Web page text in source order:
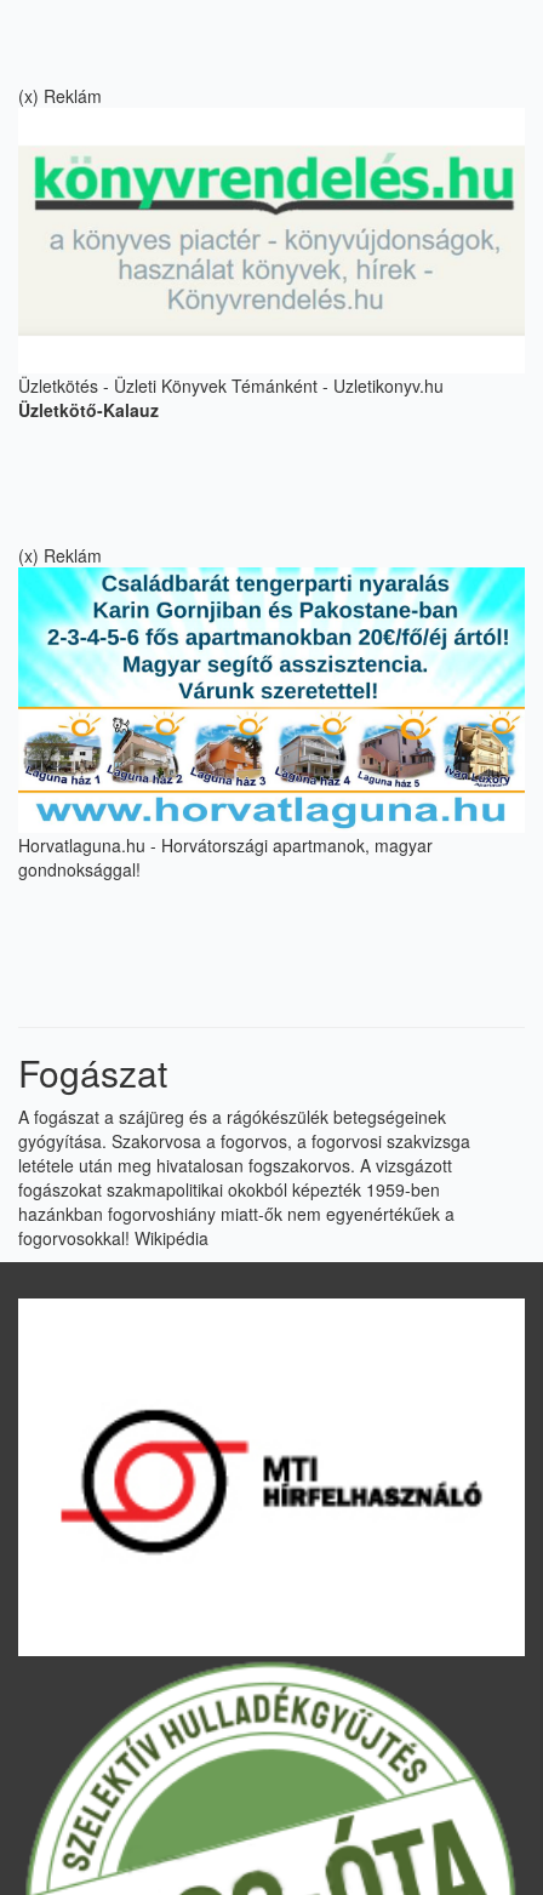
(x) Reklám
Üzletkötés - Üzleti Könyvek Témánként - Uzletikonyv.hu
Üzletkötő-Kalauz
(x) Reklám
Horvatlaguna.hu - Horvátországi apartmanok, magyar
gondnoksággal!
Fogászat
A fogászat a szájüreg és a rágókészülék betegségeinek
gyógyítása. Szakorvosa a fogorvos, a fogorvosi szakvizsga
letétele után meg hivatalosan fogszakorvos. A vizsgázott
fogászokat szakmapolitikai okokból képezték 1959-ben
hazánkban fogorvoshiány miatt-ők nem egyenértékűek a
fogorvosokkal! Wikipédia